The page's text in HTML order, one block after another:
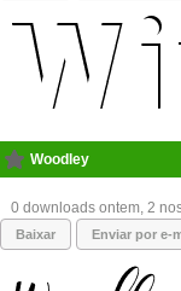
Woodley
0 downloads ontem, 2
Baixar Enviar por e-